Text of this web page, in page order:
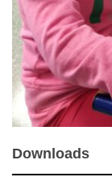
Downloads